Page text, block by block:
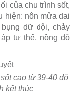
của chu trình sốt,
hiện: nôn mửa dai
dữ dội, chảy
tư thế, nồng độ
cao từ 39-40 độ
kết thúc